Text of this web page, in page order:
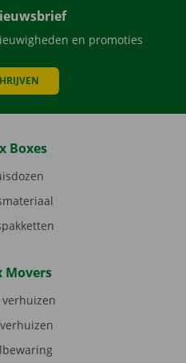
en promoties
Boxes
Movers